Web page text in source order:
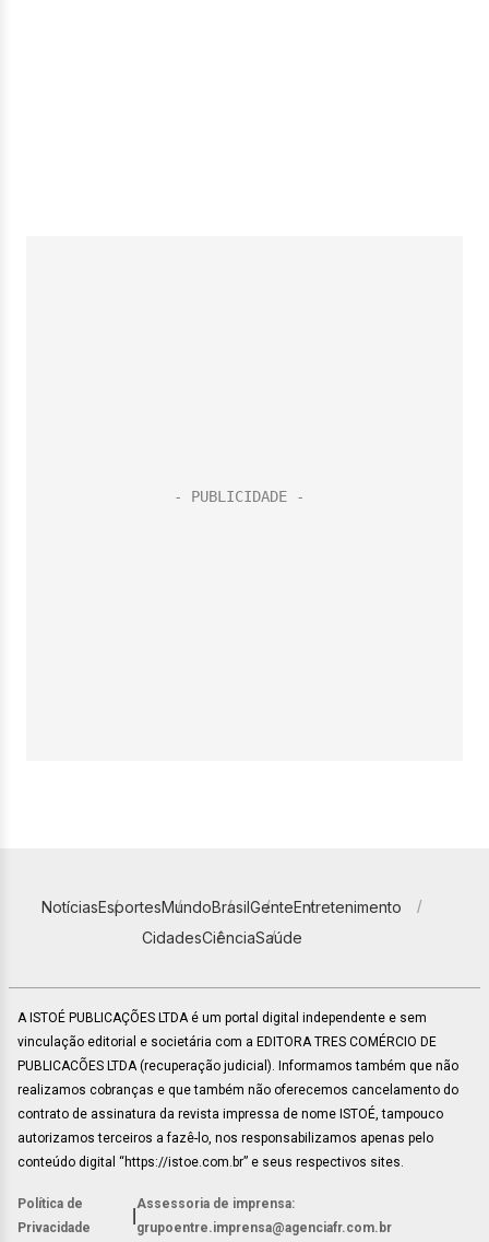
NotíciasEsportesMundoBrasilGenteEntretenimento
CidadesCiênciaSaúde
A ISTOÉ PUBLICAÇÕES LTDA é um portal digital independente e sem
vinculação editorial e societária com a EDITORA TRES COMÉRCIO DE
PUBLICACÕES LTDA (recuperação judicial). Informamos também que não
realizamos cobranças e que também não oferecemos cancelamento do
contrato de assinatura da revista impressa de nome ISTOÉ, tampouco
autorizamos terceiros a fazê-lo, nos responsabilizamos apenas pelo
conteúdo digital “https://istoe.com.br” e seus respectivos sites.
Política de
Privacidade
Assessoria de imprensa:
grupoentre.imprensa@agenciafr.com.br